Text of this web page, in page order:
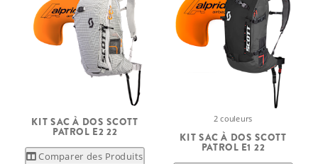
KIT SAC À DOS SCOTT
PATROL E2 22
Comparer des Produits
2 couleurs
KIT SAC À DOS SCOTT
PATROL E1 22